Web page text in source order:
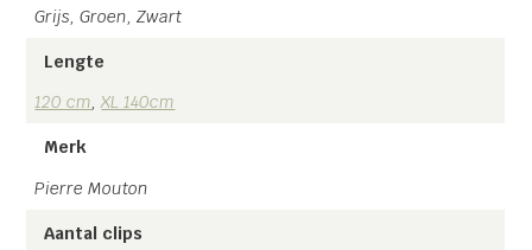
Grijs, Groen, Zwart
Lengte
120 cm,XL 140cm
Merk
Pierre Mouton
Aantal clips